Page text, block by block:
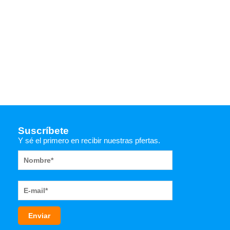
Suscríbete
Y sé el primero en recibir nuestras pfertas.